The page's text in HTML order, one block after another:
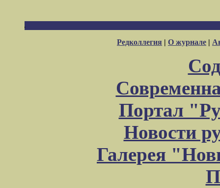
Редколлегия | О журнале |
Портал
Новости
Галерея